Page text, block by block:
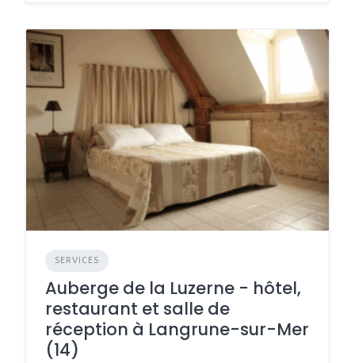
SERVICES
Auberge de la Luzerne - hôtel,
restaurant et salle de
réception à Langrune-sur-Mer
(14)